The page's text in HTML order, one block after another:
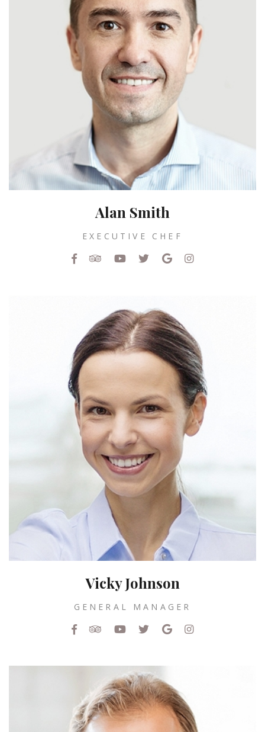
Alan Smith
EXECUTIVE CHEF
Vicky Johnson
GENERAL MANAGER